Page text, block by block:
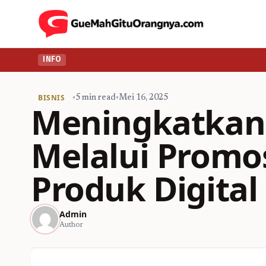
INFO
BISNIS •5 min read•Mei 16, 2025
Melalui
Produk Digital
Admin
Author